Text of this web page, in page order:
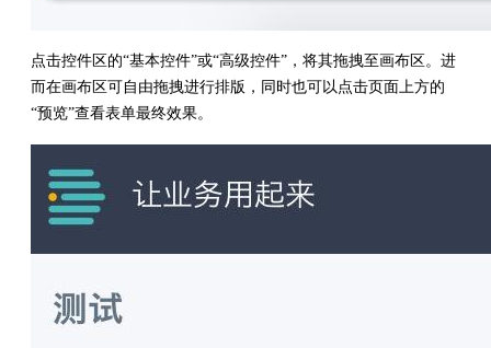
点击控件区的“基本控件”或“高级控件”，将其拖拽至画布区。进
而在画布区可自由拖拽进行排版，同时也可以点击页面上方的
“预览”查看表单最终效果。